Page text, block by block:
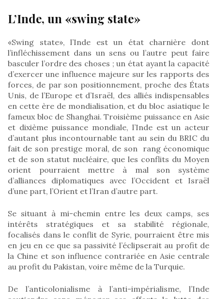
L’Inde, un «swing state»
«Swing state», l’Inde est un état charnière dont
l’infléchissement dans un sens ou l’autre peut faire
basculer l’ordre des choses ; un état ayant la capacité
d’exercer une influence majeure sur les rapports des
forces, de par son positionnement, proche des États
Unis, de l’Europe et d’Israël, des alliés indispensables
en cette ère de mondialisation, et du bloc asiatique le
fameux bloc de Shanghai. Troisième puissance en Asie
et dixième puissance mondiale, l’Inde est un acteur
d’autant plus incontournable tant au sein du BRIC du
fait de son prestige moral, de son rang économique
et de son statut nucléaire, que les conflits du Moyen
orient pourraient mettre à mal son système
d’alliances diplomatiques avec l’Occident et Israël
d’une part, l’Orient et l’Iran d’autre part.
Se situant à mi-chemin entre les deux camps, ses
intérêts stratégiques et sa stabilité régionale,
focalisés dans le conflit de Syrie, pourraient être mis
en jeu en ce que sa passivité l’éclipserait au profit de
la Chine et son influence contrariée en Asie centrale
au profit du Pakistan, voire même de la Turquie.
De l’anticolonialisme à l’anti-impérialisme, l’Inde